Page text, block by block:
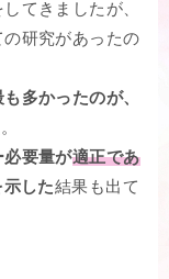
てきましたが、
研究があったの
多かったのが、
必要量が適正であ
した結果も出て